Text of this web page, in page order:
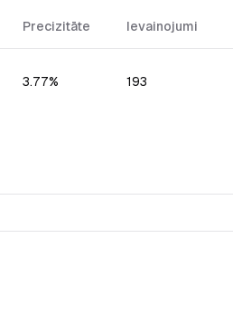
Precizitāte Ievainojumi
3.77% 193